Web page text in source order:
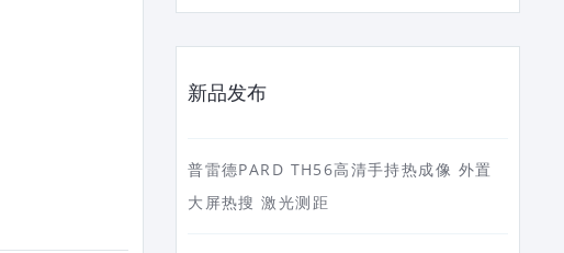
新品发布
普雷德PARD TH56高清手持热成像 外置
大屏热搜 激光测距